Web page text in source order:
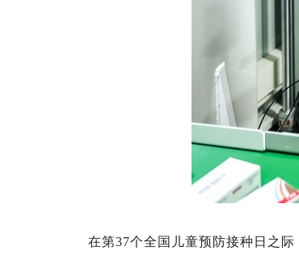
在第37个全国儿童预防接种日之际